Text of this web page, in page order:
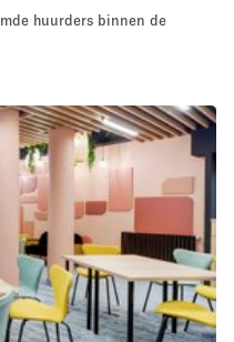
Kantoor
Winkel
huurders binnen de